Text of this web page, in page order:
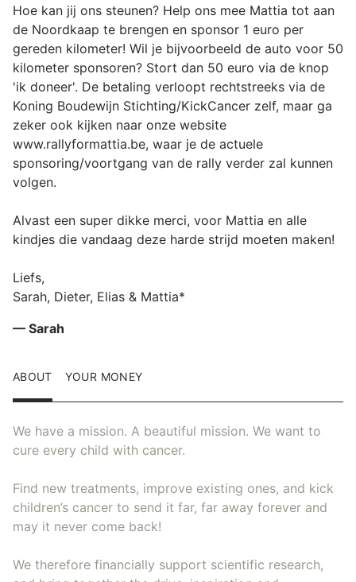
Hoe kan jij ons steunen? Help ons mee Mattia tot aan
de Noordkaap te brengen en sponsor 1 euro per
gereden kilometer! Wil je bijvoorbeeld de auto voor 50
kilometer sponsoren? Stort dan 50 euro via de knop
'ik doneer'. De betaling verloopt rechtstreeks via de
Koning Boudewijn Stichting/KickCancer zelf, maar ga
zeker ook kijken naar onze website
www.rallyformattia.be, waar je de actuele
sponsoring/voortgang van de rally verder zal kunnen
volgen.
Alvast een super dikke merci, voor Mattia en alle
kindjes die vandaag deze harde strijd moeten maken!
Liefs,
Sarah, Dieter, Elias & Mattia*
— Sarah
ABOUT YOUR MONEY
We have a mission. A beautiful mission. We want to
cure every child with cancer.
Find new treatments, improve existing ones, and kick
children’s cancer to send it far, far away forever and
may it never come back!
We therefore financially support scientific research,